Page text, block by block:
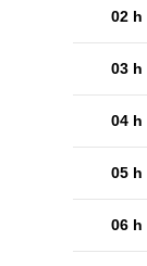
02 h
03 h
04 h
05 h
06 h